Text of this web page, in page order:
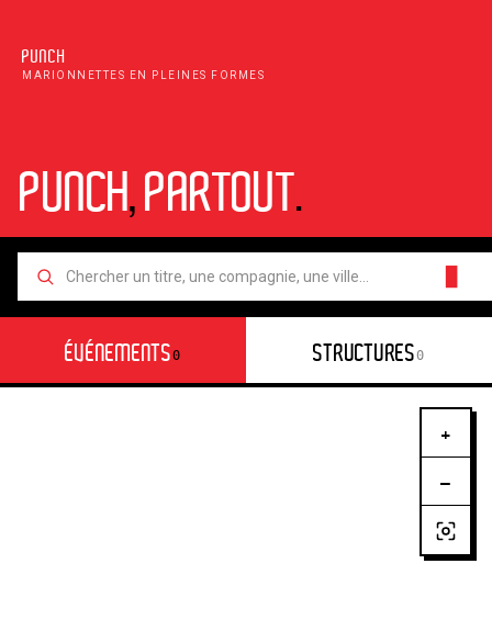
PUNCH
MARIONNETTES EN PLEINES FORMES
PUNCH,PARTOUT.
ÉVÉNEMENTS0 STRUCTURES0
+
−